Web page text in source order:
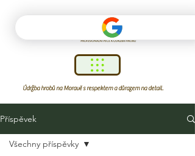
Údržba hrobů na Moravě s respektem a důrazem na detail.
Příspěvek
Všechny příspěvky